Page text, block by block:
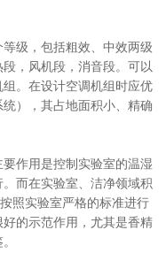
级，包括粗效、中效两级
，风机段，消音段。可以
。在设计空调机组时应优
），其占地面积小、精确
作用是控制实验室的温湿
而在实验室、洁净领域积
照实验室严格的标准进行
的示范作用，尤其是香精